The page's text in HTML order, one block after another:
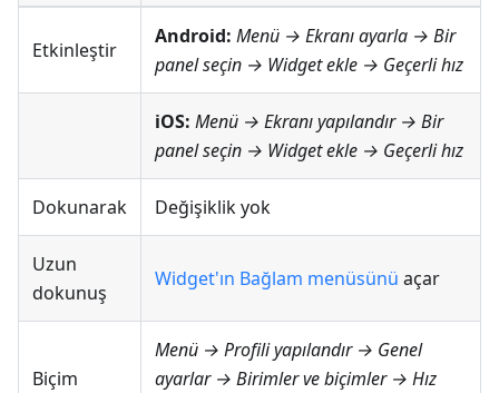
Etkinleştir
Android: Menü → Ekranı ayarla → Bir
panel seçin → Widget ekle → Geçerli hız
iOS: Menü → Ekranı yapılandır→ Bir
panel seçin → Widget ekle → Geçerli hız
Dokunarak Değişiklik yok
Uzun
dokunuş
Widget'ın Bağlam menüsünü açar
Biçim
Menü → Profili yapılandır → Genel
ayarlar → Birimler ve biçimler → Hız